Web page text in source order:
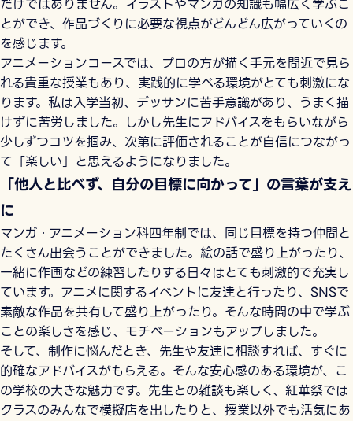
だけではありません。イラストやマンガの知識も幅広く学ぶこ
とができ、作品づくりに必要な視点がどんどん広がっていくの
を感じます。
アニメーションコースでは、プロの方が描く手元を間近で見ら
れる貴重な授業もあり、実践的に学べる環境がとても刺激にな
ります。私は入学当初、デッサンに苦手意識があり、うまく描
けずに苦労しました。しかし先生にアドバイスをもらいながら
少しずつコツを掴み、次第に評価されることが自信につながっ
て「楽しい」と思えるようになりました。
「他人と比べず、自分の目標に向かって」の言葉が支え
に
マンガ・アニメーション科四年制では、同じ目標を持つ仲間と
たくさん出会うことができました。絵の話で盛り上がったり、
一緒に作画などの練習したりする日々はとても刺激的で充実し
ています。アニメに関するイベントに友達と行ったり、SNSで
素敵な作品を共有して盛り上がったり。そんな時間の中で学ぶ
ことの楽しさを感じ、モチベーションもアップしました。
そして、制作に悩んだとき、先生や友達に相談すれば、すぐに
的確なアドバイスがもらえる。そんな安心感のある環境が、こ
の学校の大きな魅力です。先生との雑談も楽しく、紅華祭では
クラスのみんなで模擬店を出したりと、授業以外でも活気にあ